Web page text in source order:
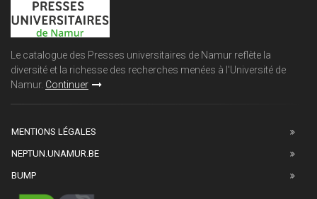
Le catalogue des Presses universitaires de Namur reflète la
diversité et la richesse des recherches menées à l'Université de
Namur. Continuer
MENTIONS LÉGALES
NEPTUN.UNAMUR.BE
BUMP